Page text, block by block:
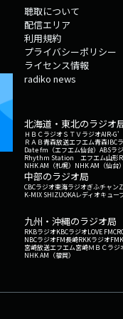
聴取について
配信エリア
利用規約
プライバシーポリシー
ライセンス情報
radiko news
北海道・東北のラジオ
ＨＢＣラジオＳＴＶラジオAIR-G'
ＲＡＢ青森放送エフエム青森IBC
Date fm（エフエム仙台） ABSラ
Rhythm Station エフエム山形
NHK AM（札幌） NHK AM（仙台
中部のラジオ局
CBCラジオ東海ラジオぎふチャン
K-MIX SHIZUOKAレディオキュー
九州・沖縄のラジオ局
RKBラジオKBCラジオLOVE FM
NBCラジオFM長崎RKKラジオ
宮崎放送エフエム宮崎ＭＢＣラジ
NHK AM（福岡）